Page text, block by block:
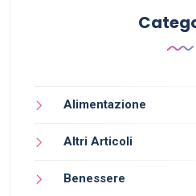
Alimentazione
Altri Articoli
Benessere